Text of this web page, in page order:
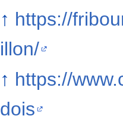
↑ https://
illon/
↑ https://
dois